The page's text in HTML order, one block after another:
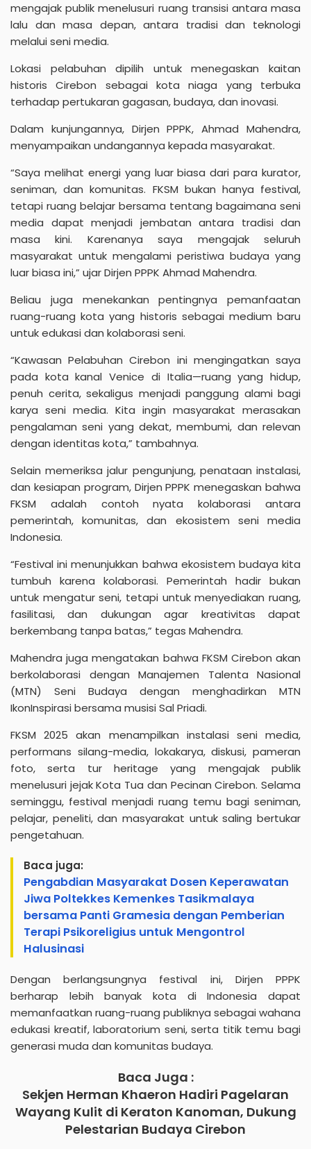
mengajak publik menelusuri ruang transisi antara masa
lalu dan masa depan, antara tradisi dan teknologi
melalui seni media.
Lokasi pelabuhan dipilih untuk menegaskan kaitan
historis Cirebon sebagai kota niaga yang terbuka
terhadap pertukaran gagasan, budaya, dan inovasi.
Dalam kunjungannya, Dirjen PPPK, Ahmad Mahendra,
menyampaikan undangannya kepada masyarakat.
“Saya melihat energi yang luar biasa dari para kurator,
seniman, dan komunitas. FKSM bukan hanya festival,
tetapi ruang belajar bersama tentang bagaimana seni
media dapat menjadi jembatan antara tradisi dan
masa kini. Karenanya saya mengajak seluruh
masyarakat untuk mengalami peristiwa budaya yang
luar biasa ini,” ujar Dirjen PPPK Ahmad Mahendra.
Beliau juga menekankan pentingnya pemanfaatan
ruang-ruang kota yang historis sebagai medium baru
untuk edukasi dan kolaborasi seni.
“Kawasan Pelabuhan Cirebon ini mengingatkan saya
pada kota kanal Venice di Italia—ruang yang hidup,
penuh cerita, sekaligus menjadi panggung alami bagi
karya seni media. Kita ingin masyarakat merasakan
pengalaman seni yang dekat, membumi, dan relevan
dengan identitas kota,” tambahnya.
Selain memeriksa jalur pengunjung, penataan instalasi,
dan kesiapan program, Dirjen PPPK menegaskan bahwa
FKSM adalah contoh nyata kolaborasi antara
pemerintah, komunitas, dan ekosistem seni media
Indonesia.
“Festival ini menunjukkan bahwa ekosistem budaya kita
tumbuh karena kolaborasi. Pemerintah hadir bukan
untuk mengatur seni, tetapi untuk menyediakan ruang,
fasilitasi, dan dukungan agar kreativitas dapat
berkembang tanpa batas,” tegas Mahendra.
Mahendra juga mengatakan bahwa FKSM Cirebon akan
berkolaborasi dengan Manajemen Talenta Nasional
(MTN) Seni Budaya dengan menghadirkan MTN
IkonInspirasi bersama musisi Sal Priadi.
FKSM 2025 akan menampilkan instalasi seni media,
performans silang-media, lokakarya, diskusi, pameran
foto, serta tur heritage yang mengajak publik
menelusuri jejak Kota Tua dan Pecinan Cirebon. Selama
seminggu, festival menjadi ruang temu bagi seniman,
pelajar, peneliti, dan masyarakat untuk saling bertukar
pengetahuan.
Baca juga:
Pengabdian Masyarakat Dosen Keperawatan
Jiwa Poltekkes Kemenkes Tasikmalaya
bersama Panti Gramesia dengan Pemberian
Terapi Psikoreligius untuk Mengontrol
Halusinasi
Dengan berlangsungnya festival ini, Dirjen PPPK
berharap lebih banyak kota di Indonesia dapat
memanfaatkan ruang-ruang publiknya sebagai wahana
edukasi kreatif, laboratorium seni, serta titik temu bagi
generasi muda dan komunitas budaya.
Baca Juga :
Sekjen Herman Khaeron Hadiri Pagelaran
Wayang Kulit di Keraton Kanoman, Dukung
Pelestarian Budaya Cirebon